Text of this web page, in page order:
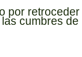
por retroceder
cumbres de